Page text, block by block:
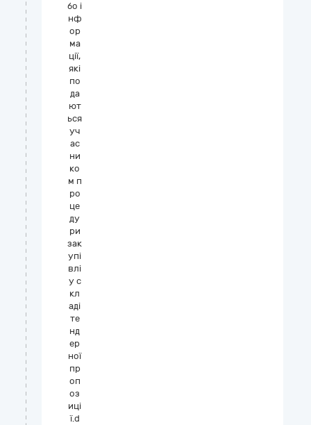
бо і
нф
ор
ма
ції,
які
по
да
ют
ься
уч
ас
ни
ко
м п
ро
це
ду
ри
зак
упі
влі
у с
кл
аді
те
нд
ер
ної
пр
оп
оз
иці
ї.d